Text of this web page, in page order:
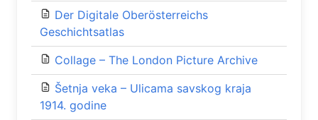
Der Digitale Oberösterreichs
Geschichtsatlas
Collage – The London Picture Archive
Šеtnja vеka – Ulicama savskog kraja
1914. godinе